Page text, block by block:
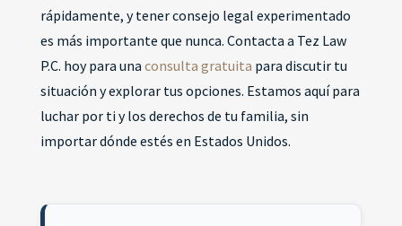
rápidamente, y tener consejo legal experimentado
es más importante que nunca. Contacta a Tez Law
P.C. hoy para una consulta gratuita para discutir tu
situación y explorar tus opciones. Estamos aquí para
luchar por ti y los derechos de tu familia, sin
importar dónde estés en Estados Unidos.